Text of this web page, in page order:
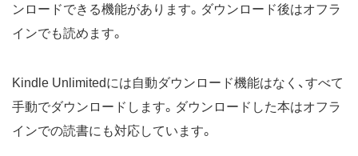
ンロードできる機能があります。ダウンロード後はオフラ
インでも読めます。
Kindle Unlimitedには自動ダウンロード機能はなく、すべて
手動でダウンロードします。ダウンロードした本はオフラ
インでの読書にも対応しています。